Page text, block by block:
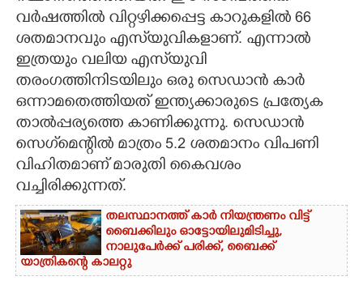
വർഷത്തിൽ വിറ്റഴിക്കപ്പെട്ട കാറുകളിൽ 66
ശതമാനവും എസ്‌‌യുവികളാണ്. എന്നാൽ
ഇത്രയും വലിയ എസ്‌യുവി
തരംഗത്തിനിടയിലും ഒരു സെഡാൻ കാർ
ഒന്നാമതെത്തിയത് ഇന്ത്യക്കാരുടെ പ്രത്യേക
താൽപ്പര്യത്തെ കാണിക്കുന്നു. സെഡാൻ
സെഗ്‌മെന്റിൽ മാത്രം 5.2 ശതമാനം വിപണി
വിഹിതമാണ് മാരുതി കൈവശം
വച്ചിരിക്കുന്നത്.
തലസ്ഥാനത്ത് കാർ നിയന്ത്രണം വിട്ട്
ബൈക്കിലും ഓട്ടോയിലുമിടിച്ചു,​
നാലുപേർക്ക് പരിക്ക്,​ ബൈക്ക്
യാത്രികന്റെ കാലറ്റു